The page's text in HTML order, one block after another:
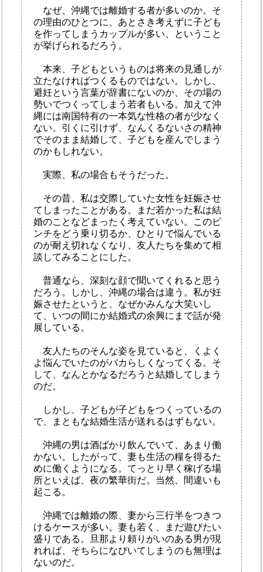
なぜ、沖縄では離婚する者が多いのか。そ
の理由のひとつに、あとさき考えずに子ども
を作ってしまうカップルが多い、ということ
が挙げられるだろう。
本来、子どもというものは将来の見通しが
立たなければつくるものではない。しかし、
避妊という言葉が辞書にないのか、その場の
勢いでつくってしまう若者もいる。加えて沖
縄には南国特有の一本気な性格の者が少なく
ない。引くに引けず、なんくるないさの精神
でそのまま結婚して、子どもを産んでしまう
のかもしれない。
実際、私の場合もそうだった。
その昔、私は交際していた女性を妊娠させ
てしまったことがある。まだ若かった私は結
婚のことなどまったく考えていない。このピ
ンチをどう乗り切るか、ひとりで悩んでいる
のが耐え切れなくなり、友人たちを集めて相
談してみることにした。
普通なら、深刻な顔で聞いてくれると思う
だろう。しかし、沖縄の場合は違う。私が妊
娠させたというと、なぜかみんな大笑いし
て、いつの間にか結婚式の余興にまで話が発
展している。
友人たちのそんな姿を見ていると、くよく
よ悩んでいたのがバカらしくなってくる。そ
して、なんとかなるだろうと結婚してしまう
のだ。
しかし、子どもが子どもをつくっているの
で、まともな結婚生活が送れるはずもない。
沖縄の男は酒ばかり飲んでいて、あまり働
かない。したがって、妻も生活の糧を得るた
めに働くようになる。てっとり早く稼げる場
所といえば、夜の繁華街だ。当然、間違いも
起こる。
沖縄では離婚の際、妻から三行半をつきつ
けるケースが多い。妻も若く、まだ遊びたい
盛りである。旦那より頼りがいのある男が現
れれば、そちらになびいてしまうのも無理は
ないのだ。